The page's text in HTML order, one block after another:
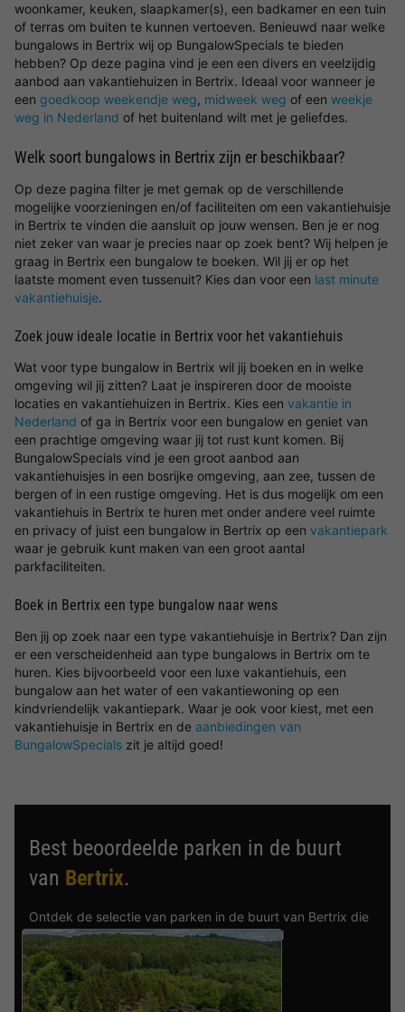
woonkamer, keuken, slaapkamer(s), een badkamer en een tuin
of terras om buiten te kunnen vertoeven. Benieuwd naar welke
bungalows in Bertrix wij op BungalowSpecials te bieden
hebben? Op deze pagina vind je een een divers en veelzijdig
aanbod aan vakantiehuizen in Bertrix. Ideaal voor wanneer je
een goedkoop weekendje weg, midweek weg of een weekje
weg in Nederland of het buitenland wilt met je geliefdes.
Welk soort bungalows in Bertrix zijn er beschikbaar?
Op deze pagina filter je met gemak op de verschillende
mogelijke voorzieningen en/of faciliteiten om een vakantiehuisje
in Bertrix te vinden die aansluit op jouw wensen. Ben je er nog
niet zeker van waar je precies naar op zoek bent? Wij helpen je
graag in Bertrix een bungalow te boeken. Wil jij er op het
laatste moment even tussenuit? Kies dan voor een last minute
vakantiehuisje.
Zoek jouw ideale locatie in Bertrix voor het vakantiehuis
Wat voor type bungalow in Bertrix wil jij boeken en in welke
omgeving wil jij zitten? Laat je inspireren door de mooiste
locaties en vakantiehuizen in Bertrix. Kies een vakantie in
Nederland of ga in Bertrix voor een bungalow en geniet van
een prachtige omgeving waar jij tot rust kunt komen. Bij
BungalowSpecials vind je een groot aanbod aan
vakantiehuisjes in een bosrijke omgeving, aan zee, tussen de
bergen of in een rustige omgeving. Het is dus mogelijk om een
vakantiehuis in Bertrix te huren met onder andere veel ruimte
en privacy of juist een bungalow in Bertrix op een vakantiepark
waar je gebruik kunt maken van een groot aantal
parkfaciliteiten.
Boek in Bertrix een type bungalow naar wens
Ben jij op zoek naar een type vakantiehuisje in Bertrix? Dan zijn
er een verscheidenheid aan type bungalows in Bertrix om te
huren. Kies bijvoorbeeld voor een luxe vakantiehuis, een
bungalow aan het water of een vakantiewoning op een
kindvriendelijk vakantiepark. Waar je ook voor kiest, met een
vakantiehuisje in Bertrix en de aanbiedingen van
BungalowSpecials zit je altijd goed!
Best beoordeelde parken in de buurt
van Bertrix.
Ontdek de selectie van parken in de buurt van Bertrix die
door onze gasten als beste zijn beoordeeld